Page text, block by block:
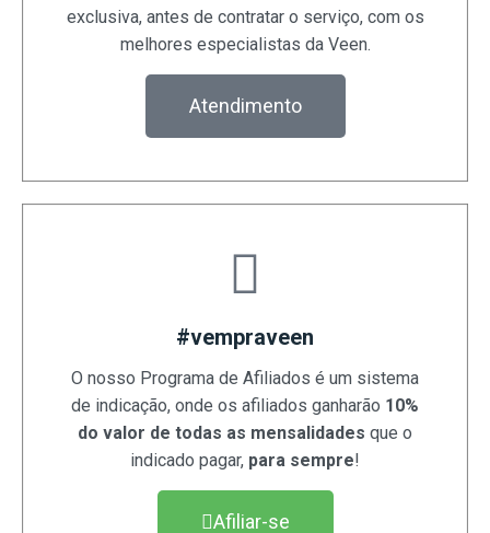
exclusiva, antes de contratar o serviço, com os
melhores especialistas da Veen.
Atendimento
#vempraveen
O nosso Programa de Afiliados é um sistema
de indicação, onde os afiliados ganharão 10%
do valor de todas as mensalidades que o
indicado pagar, para sempre!
Afiliar-se